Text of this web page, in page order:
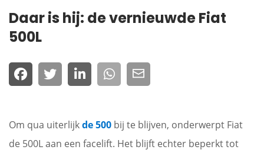
Daar is hij: de vernieuwde Fiat
500L
Om qua uiterlijkde 500 bij te blijven, onderwerpt Fiat
de 500L aan een facelift. Het blijft echter beperkt tot